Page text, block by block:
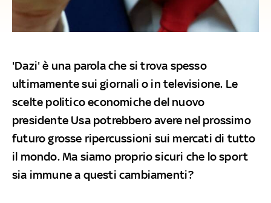
'Dazi' è una parola che si trova spesso
ultimamente sui giornali o in televisione. Le
scelte politico economiche del nuovo
presidente Usa potrebbero avere nel prossimo
futuro grosse ripercussioni sui mercati di tutto
il mondo. Ma siamo proprio sicuri che lo sport
sia immune a questi cambiamenti?